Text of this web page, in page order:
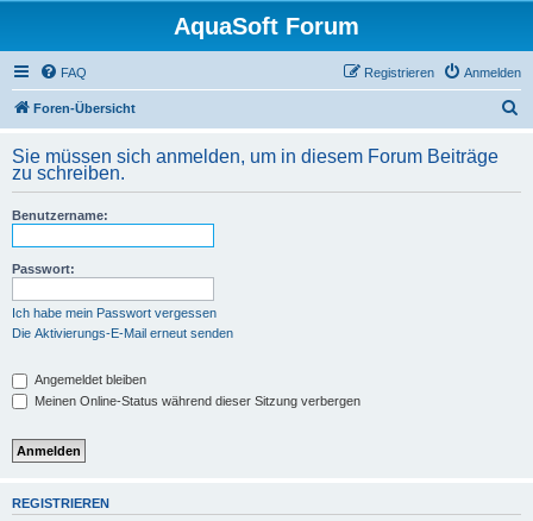
AquaSoft Forum
FAQ Anmelden
Registrieren
Foren-Übersicht
h
Sie müssen sich anmelden, um in diesem Forum Beiträge
zu schreiben.
Benutzername:
Passwort:
Ich habe mein Passwort vergessen
Die Aktivierungs-E-Mail erneut senden
Angemeldet bleiben
Meinen Online-Status während dieser Sitzung verbergen
REGISTRIEREN